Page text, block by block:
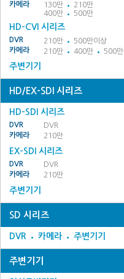
카메라
130만
210만
400만
500만
HD-CVI 시리즈
DVR 210만
500만이상
카메라
210만 400만 500만
주변기기
HD/EX-SDI 시리즈
HD-SDI 시리즈
DVR
DVR
카메라
210만
EX-SDI 시리즈
DVR
DVR
카메라
210만
주변기기
SD 시리즈
DVR 카메라 주변기기
주변기기